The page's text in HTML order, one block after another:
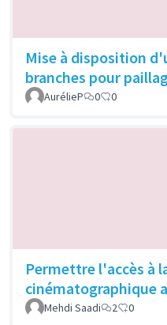
Mise à disposition
branches pour
AurélieP 0 0
Permettre l'accès à
cinématographique
Mehdi Saadi 2 0